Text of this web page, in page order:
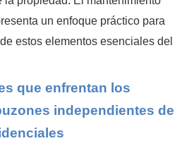
un enfoque práctico para
estos elementos esenciales del
que enfrentan los
independientes de